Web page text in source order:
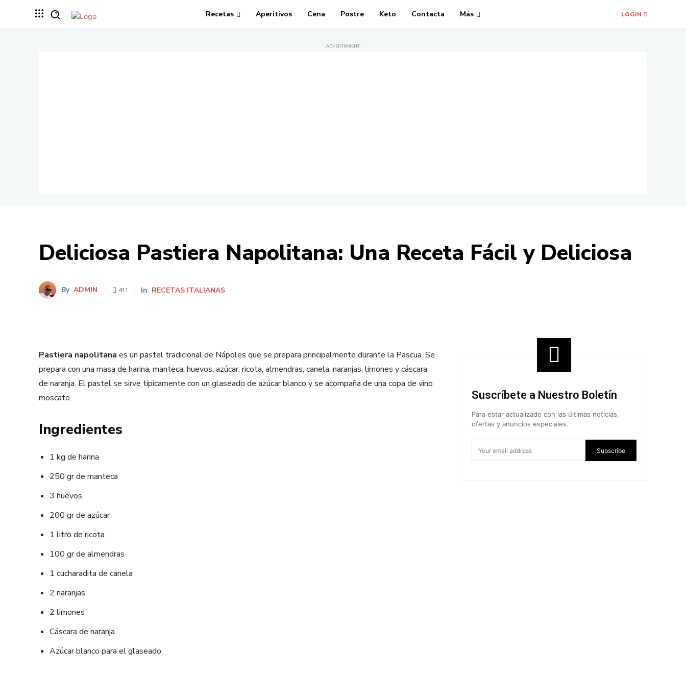
Recetas Aperitivos Cena Postre Keto Contacta Más LOGIN
-ADVERTISMENT-
Deliciosa Pastiera Napolitana: Una Receta Fácil y Deliciosa
By ADMIN 411 In RECETAS ITALIANAS
Pastiera napolitana es un pastel tradicional de Nápoles que se prepara principalmente durante la Pascua. Se
prepara con una masa de harina, manteca, huevos, azúcar, ricota, almendras, canela, naranjas, limones y cáscara
de naranja. El pastel se sirve típicamente con un glaseado de azúcar blanco y se acompaña de una copa de vino
moscato.
Ingredientes
1 kg de harina
250 gr de manteca
3 huevos
200 gr de azúcar
1 litro de ricota
100 gr de almendras
1 cucharadita de canela
2 naranjas
2 limones
Cáscara de naranja
Azúcar blanco para el glaseado
Suscríbete a Nuestro Boletín
Para estar actualizado con las últimas noticias,
ofertas y anuncios especiales.
Subscribe